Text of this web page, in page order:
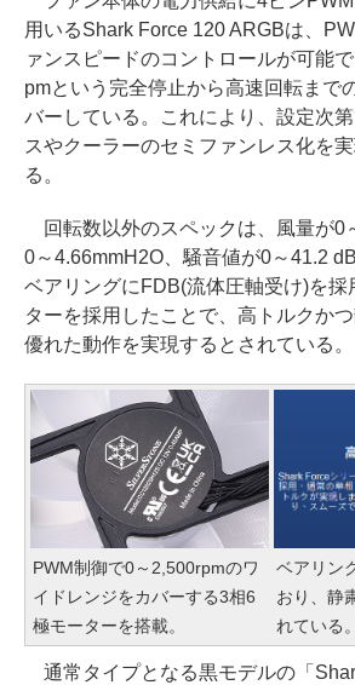
用いるShark Force 120 ARGBは、
ァンスピードのコントロールが可能
pmという完全停止から高速回転まで
バーしている。これにより、設定次
スやクーラーのセミファンレス化を
る。
回転数以外のスペックは、風量が0
0～4.66mmH2O、騒音値が0～41.2
ベアリングにFDB(流体圧軸受け)を採
ターを採用したことで、高トルクか
優れた動作を実現するとされている。
PWM制御で0～2,500rpmのワ
イドレンジをカバーする3相6
極モーターを搭載。
ベアリン
おり、静
れている。
通常タイプとなる黒モデルの「